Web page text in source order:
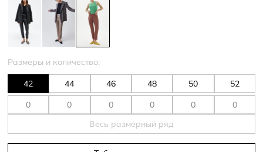
Размеры и количество:
42 44 46 48 50 52
Весь размерный ряд